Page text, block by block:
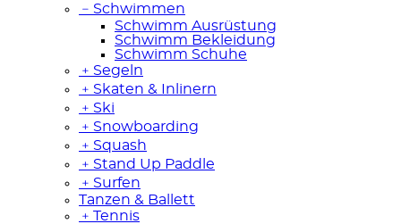
﹣ Schwimmen
Schwimm Ausrüstung
Schwimm Bekleidung
Schwimm Schuhe
﹢ Segeln
﹢ Skaten & Inlinern
﹢ Ski
﹢ Snowboarding
﹢ Squash
﹢ Stand Up Paddle
﹢ Surfen
Tanzen & Ballett
﹢ Tennis